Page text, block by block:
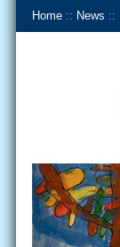
Home :: News ::